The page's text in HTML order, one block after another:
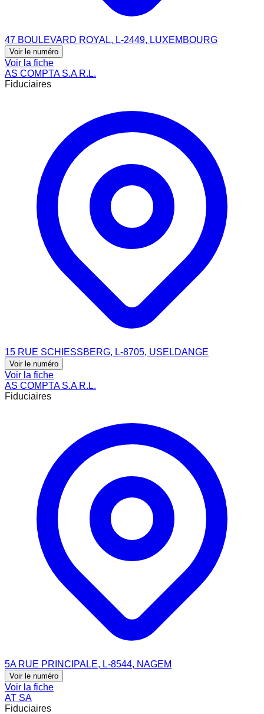
47 BOULEVARD ROYAL, L-2449, LUXEMBOURG
Voir le numéro
Voir la fiche
AS COMPTA S.A R.L.
Fiduciaires
15 RUE SCHIESSBERG, L-8705, USELDANGE
Voir le numéro
Voir la fiche
AS COMPTA S.A R.L.
Fiduciaires
5A RUE PRINCIPALE, L-8544, NAGEM
Voir le numéro
Voir la fiche
AT SA
Fiduciaires